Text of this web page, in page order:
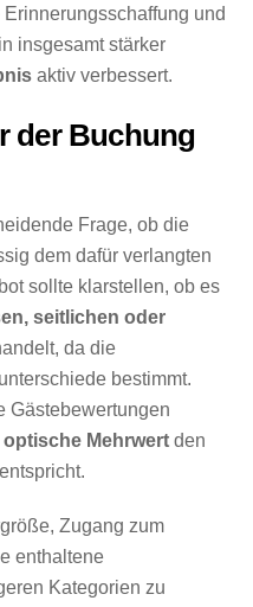
und
insgesamt stärker
aktiv verbessert.
der Buchung
Frage, ob die
dem dafür verlangten
sollte klarstellen, ob es
seitlichen oder
da die
bestimmt.
Gästebewertungen
optische Mehrwert den
Zugang zum
enthaltene
Kategorien zu